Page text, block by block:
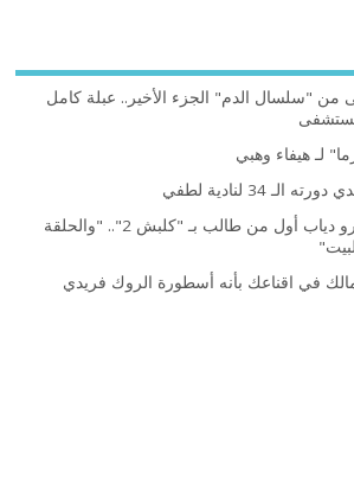
من "سلسال الدم" الجزء الأخير.. عبلة كامل
لـ هيفاء وهبي
34 لنادية لطفي
بالفيديو- أمير كرارة: عمرو دياب أول من طالب بـ "كلبش 2".. "والحلقة
في اقناعك بأنه أسطورة الروك فريدي